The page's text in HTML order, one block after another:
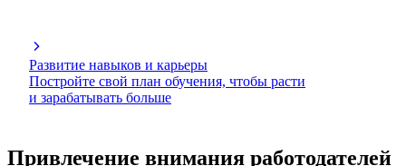
Развитие навыков и карьеры
Постройте свой план обучения, чтобы расти
и зарабатывать больше
Привлечение внимания работодателей